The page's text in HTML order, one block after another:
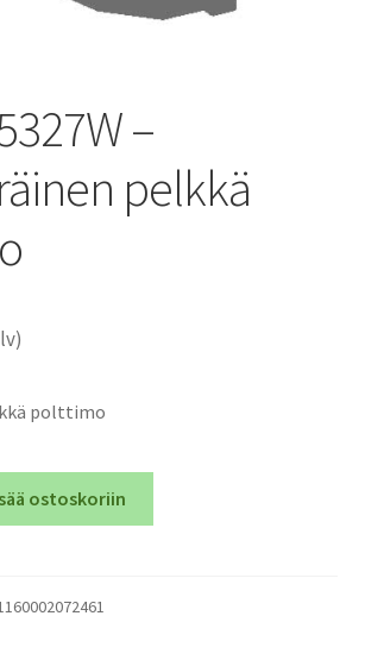
–
pelkkä
polttimo
ostoskoriin